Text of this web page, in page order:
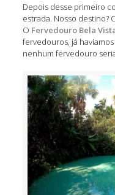
Depois desse primeiro
estrada. Nosso destino?
O Fervedouro Bela
fervedouros, já
nenhum fervedouro